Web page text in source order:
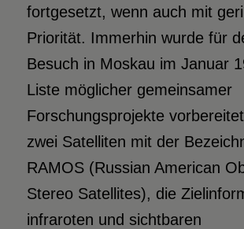
fortgesetzt, wenn auch mit
Priorität. Immerhin wurde für
Besuch in Moskau im Januar
Liste möglicher gemeinsamer
Forschungsprojekte
zwei Satelliten mit der
RAMOS (Russian American
Stereo Satellites), die
infraroten und sichtbaren